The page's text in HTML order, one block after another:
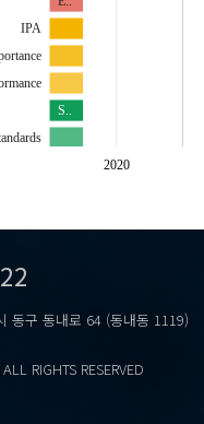
2020
IPA
S..
방법
교육
동구 동내로 64 (동내동 1119)
RIGHTS RESERVED